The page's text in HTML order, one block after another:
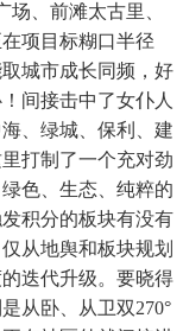
、前滩太古里、
项目标糊口半径
城市成长同频，好
间接击中了女仆人
、绿城、保利、建
打制了一个充对劲
色、生态、纯粹的
积分的板块有没有
从地舆和板块规划
迭代升级。要晓得
从卧、从卫双270°